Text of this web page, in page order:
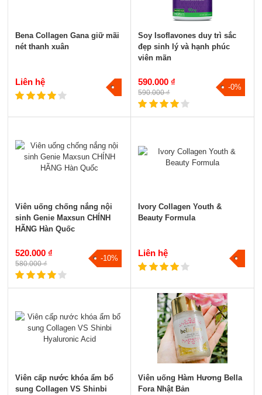
Bena Collagen Gana giữ mãi
nét thanh xuân
Liên hệ
Soy Isoflavones duy trì sắc
đẹp sinh lý và hạnh phúc
viên mãn
590.000 ₫
590.000 ₫
-0%
Viên uống chống nắng nội
sinh Genie Maxsun CHÍNH
HÃNG Hàn Quốc
520.000 ₫
580.000 ₫
-10%
Ivory Collagen Youth &
Beauty Formula
Liên hệ
Viên cấp nước khóa ẩm bổ
sung Collagen VS Shinbi
Viên uống Hàm Hương Bella
Fora Nhật Bản